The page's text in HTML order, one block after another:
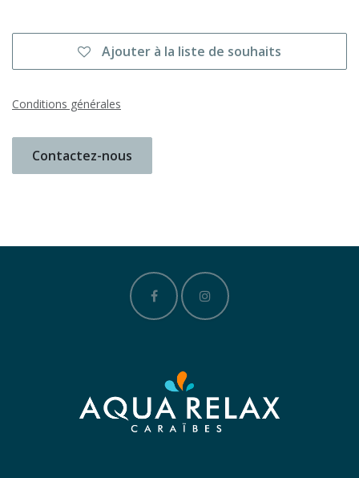
Ajouter à la liste de souhaits
Conditions générales
Contactez-nous